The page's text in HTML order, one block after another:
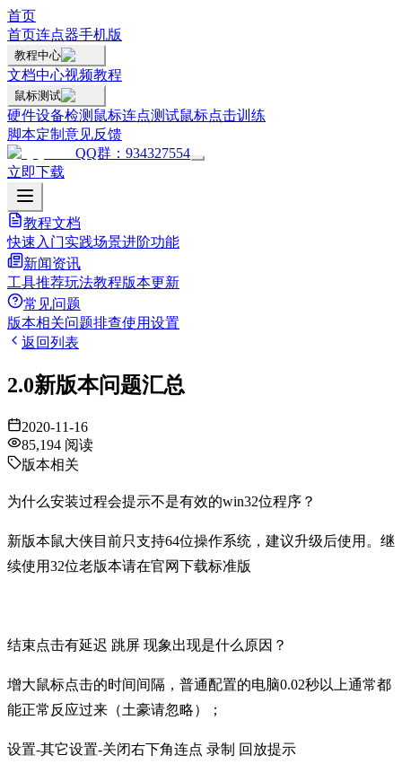
首页
首页连点器手机版
教程中心
文档中心视频教程
鼠标测试
硬件设备检测 鼠标连点测试鼠标点击训练
脚本定制 意见反馈
QQ群：934327554
立即下载
教程文档
快速入门实践场景进阶功能
新闻资讯
工具推荐玩法教程版本更新
常见问题
版本相关问题排查使用设置
返回列表
2.0新版本问题汇总
2020-11-16
85,194 阅读
版本相关
为什么安装过程会提示不是有效的win32位程序？
新版本鼠大侠目前只支持64位操作系统，建议升级后使用。继
续使用32位老版本请在官网下载标准版
结束点击有延迟 跳屏 现象出现是什么原因？
增大鼠标点击的时间间隔，普通配置的电脑0.02秒以上通常都
能正常反应过来（土豪请忽略）；
设置-其它设置-关闭右下角连点 录制 回放提示